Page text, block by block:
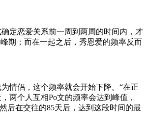
定恋爱关系前一周到两周的时间内，才
期；而在一起之后，秀恩爱的频率反而
情侣，这个频率就会开始下降。“在正
两个人互相Po文的频率会达到峰值，
后在交往的85天后，达到这段时间的最